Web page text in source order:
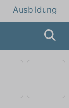
Ausbildung